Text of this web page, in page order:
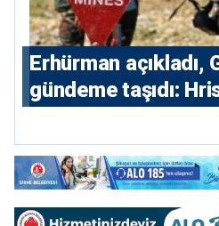
Erhürman açıkladı,
gündeme taşıdı:
önerisini reddetti